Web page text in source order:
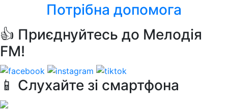
Потрібна допомога
👍 Приєднуйтесь до Мелодія
FM!
📱 Слухайте зі смартфона